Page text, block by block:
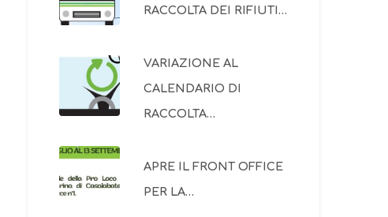
RACCOLTA DEI RIFIUTI…
VARIAZIONE AL
CALENDARIO DI
RACCOLTA…
APRE IL FRONT OFFICE
PER LA…